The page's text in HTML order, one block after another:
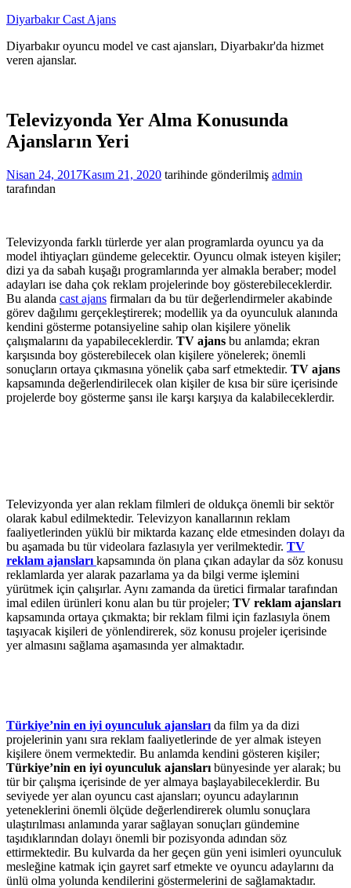
İçeriğe
Diyarbakır Cast Ajans
Diyarbakır oyuncu model ve cast ajansları, Diyarbakır'da hizmet
veren ajanslar.
Televizyonda Yer Alma Konusunda
Ajansların Yeri
Nisan 24, 2017Kasım 21, 2020 tarihinde gönderilmiş admin
tarafından
Televizyonda farklı türlerde yer alan programlarda oyuncu ya da
model ihtiyaçları gündeme gelecektir. Oyuncu olmak isteyen kişiler;
dizi ya da sabah kuşağı programlarında yer almakla beraber; model
adayları ise daha çok reklam projelerinde boy gösterebileceklerdir.
Bu alanda cast ajans firmaları da bu tür değerlendirmeler akabinde
görev dağılımı gerçekleştirerek; modellik ya da oyunculuk alanında
kendini gösterme potansiyeline sahip olan kişilere yönelik
çalışmalarını da yapabileceklerdir. TV ajans bu anlamda; ekran
karşısında boy gösterebilecek olan kişilere yönelerek; önemli
sonuçların ortaya çıkmasına yönelik çaba sarf etmektedir. TV ajans
kapsamında değerlendirilecek olan kişiler de kısa bir süre içerisinde
projelerde boy gösterme şansı ile karşı karşıya da kalabileceklerdir.
Televizyonda yer alan reklam filmleri de oldukça önemli bir sektör
olarak kabul edilmektedir. Televizyon kanallarının reklam
faaliyetlerinden yüklü bir miktarda kazanç elde etmesinden dolayı da
bu aşamada bu tür videolara fazlasıyla yer verilmektedir. TV
reklam ajansları kapsamında ön plana çıkan adaylar da söz konusu
reklamlarda yer alarak pazarlama ya da bilgi verme işlemini
yürütmek için çalışırlar. Aynı zamanda da üretici firmalar tarafından
imal edilen ürünleri konu alan bu tür projeler; TV reklam ajansları
kapsamında ortaya çıkmakta; bir reklam filmi için fazlasıyla önem
taşıyacak kişileri de yönlendirerek, söz konusu projeler içerisinde
yer almasını sağlama aşamasında yer almaktadır.
Türkiye’nin en iyi oyunculuk ajansları da film ya da dizi
projelerinin yanı sıra reklam faaliyetlerinde de yer almak isteyen
kişilere önem vermektedir. Bu anlamda kendini gösteren kişiler;
Türkiye’nin en iyi oyunculuk ajansları bünyesinde yer alarak; bu
tür bir çalışma içerisinde de yer almaya başlayabileceklerdir. Bu
seviyede yer alan oyuncu cast ajansları; oyuncu adaylarının
yeteneklerini önemli ölçüde değerlendirerek olumlu sonuçlara
ulaştırılması anlamında yarar sağlayan sonuçları gündemine
taşıdıklarından dolayı önemli bir pozisyonda adından söz
ettirmektedir. Bu kulvarda da her geçen gün yeni isimleri oyunculuk
mesleğine katmak için gayret sarf etmekte ve oyuncu adaylarını da
ünlü olma yolunda kendilerini göstermelerini de sağlamaktadır.